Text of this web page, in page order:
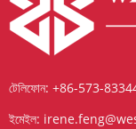
টেলিফোন: +86-573-
ইমেইল: